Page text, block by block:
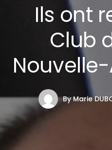
Ils ont
Club
ByMarie